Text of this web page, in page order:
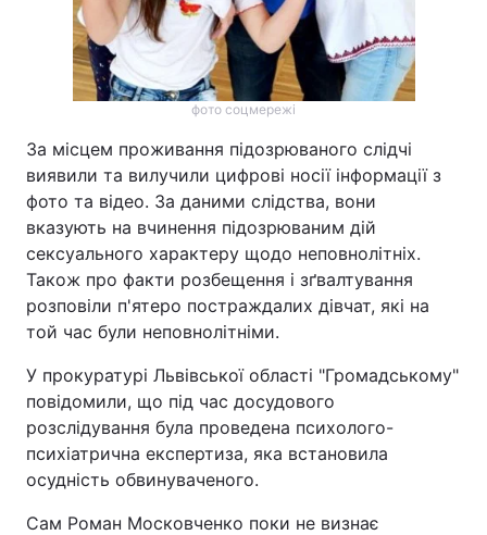
фото соцмережі
За місцем проживання підозрюваного слідчі
виявили та вилучили цифрові носії інформації з
фото та відео. За даними слідства, вони
вказують на вчинення підозрюваним дій
сексуального характеру щодо неповнолітніх.
Також про факти розбещення і зґвалтування
розповіли п'ятеро постраждалих дівчат, які на
той час були неповнолітніми.
У прокуратурі Львівської області "Громадському"
повідомили, що під час досудового
розслідування була проведена психолого-
психіатрична експертиза, яка встановила
осудність обвинуваченого.
Сам Роман Московченко поки не визнає